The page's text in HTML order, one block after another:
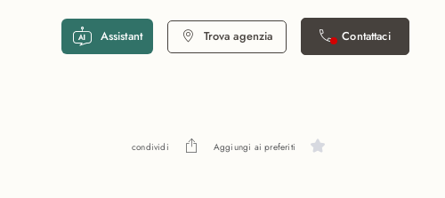
Assistant Trova agenzia Contattaci
condividi Aggiungi ai preferiti